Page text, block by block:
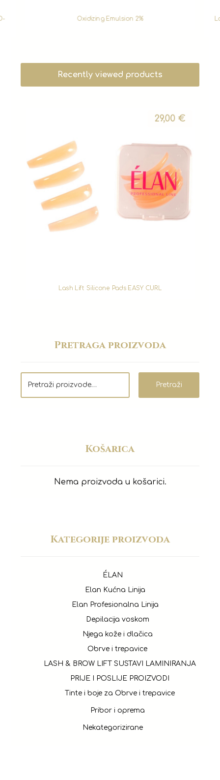
Oxidizing Emulsion 2%
Recently viewed products
Lash Lift Silicone Pads EASY CURL
29,00 €
Pretraga proizvoda
Pretraži
Košarica
Nema proizvoda u košarici.
Kategorije proizvoda
ÉLAN
Elan Kućna Linija
Elan Profesionalna Linija
Depilacija voskom
Njega kože i dlačica
Obrve i trepavice
LASH & BROW LIFT SUSTAVI LAMINIRANJA
PRIJE I POSLIJE PROIZVODI
Tinte i boje za Obrve i trepavice
Pribor i oprema
Nekategorizirane